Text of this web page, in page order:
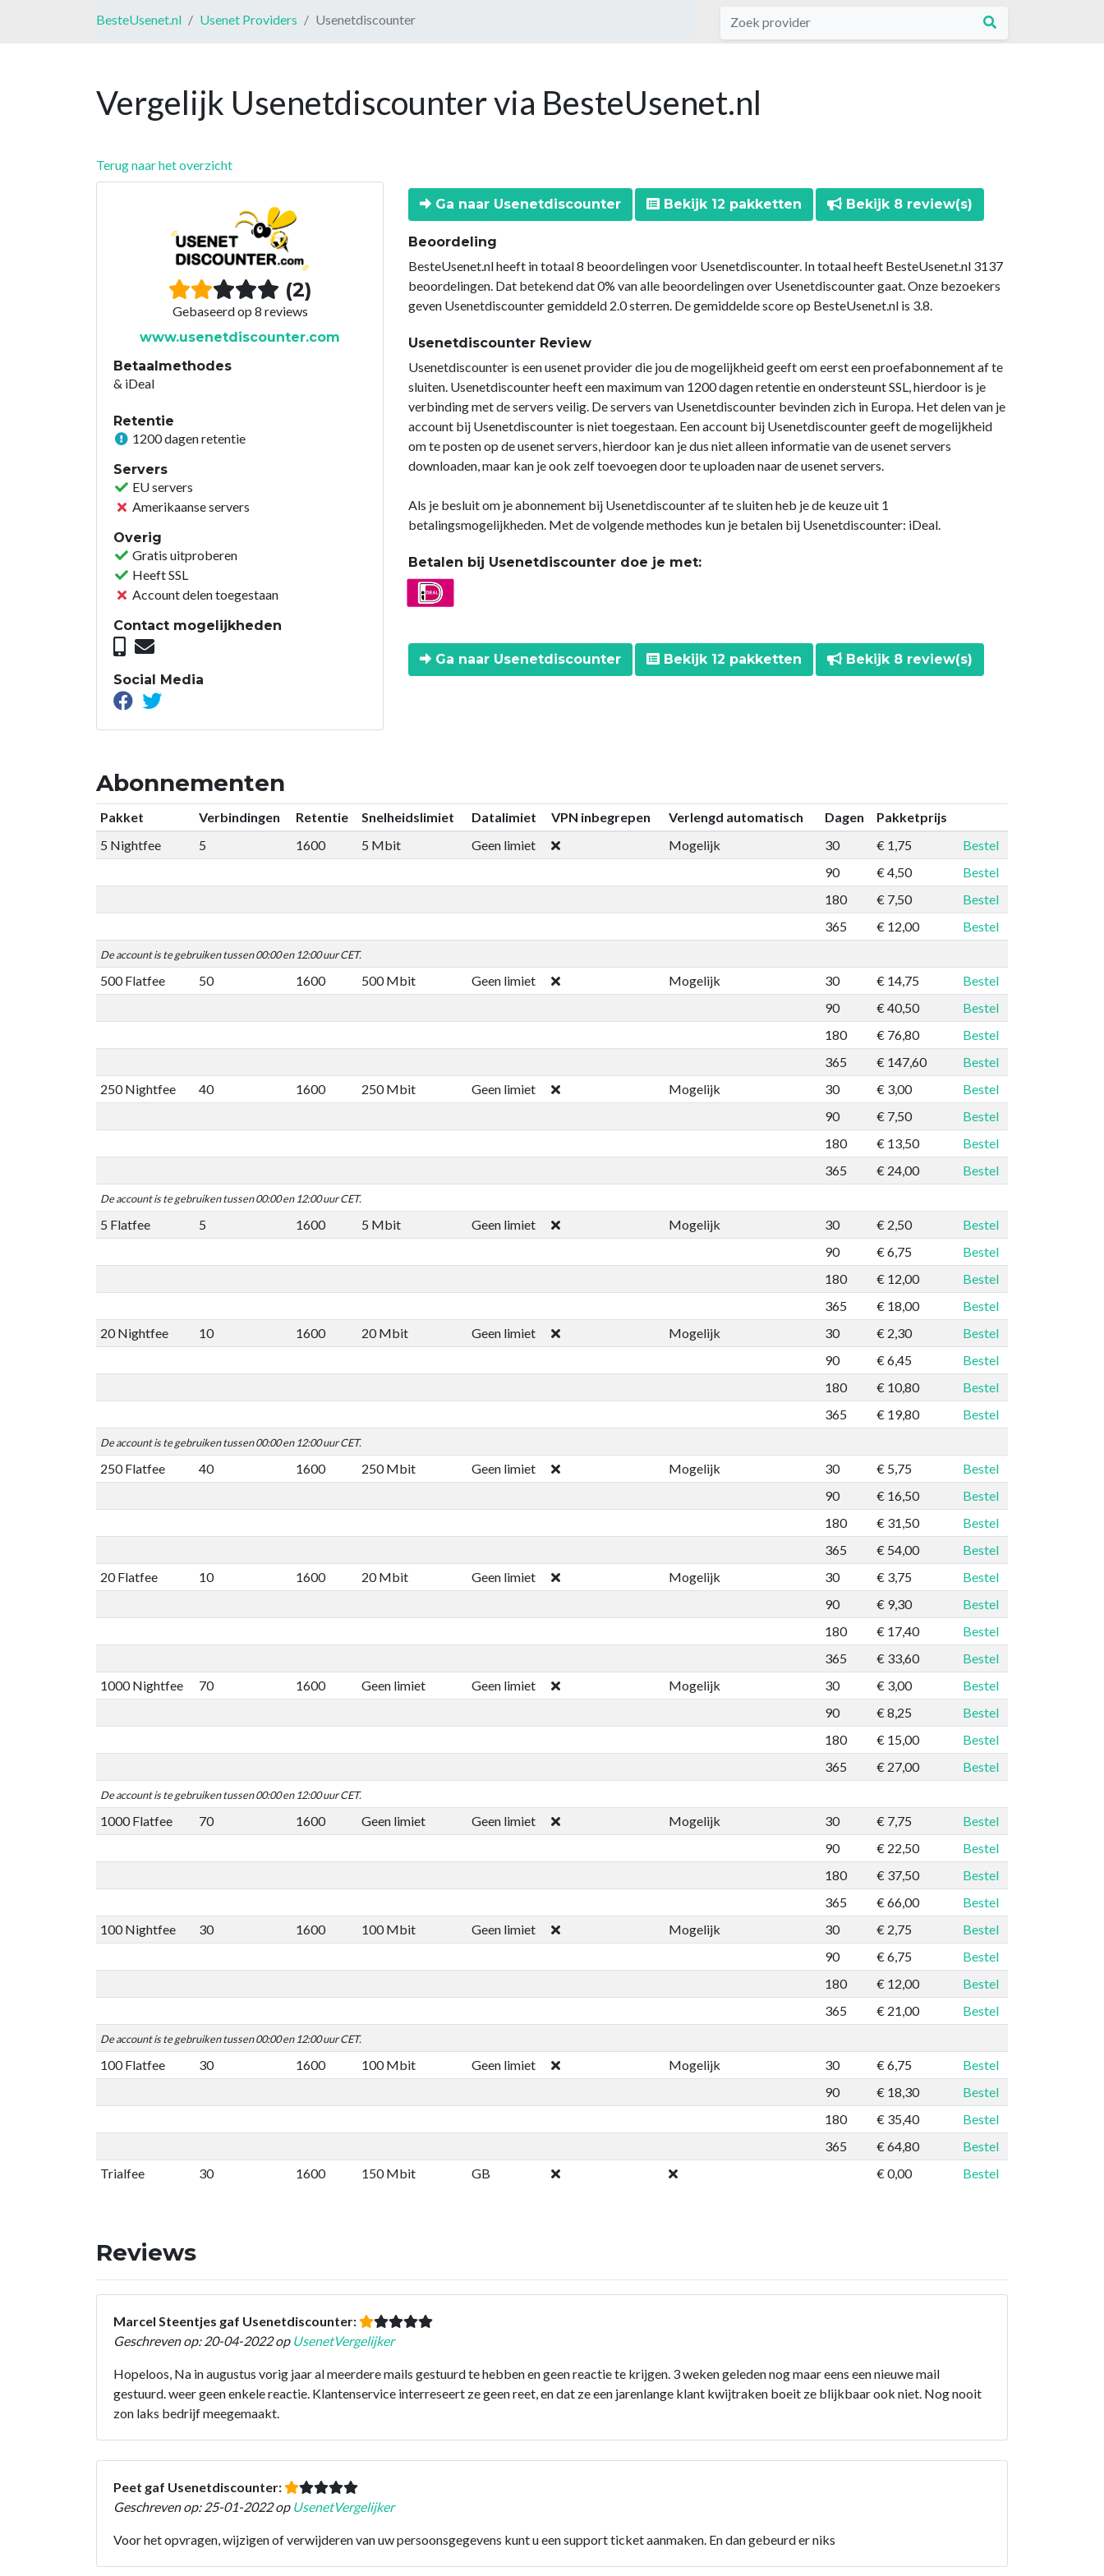
BesteUsenet.nl Usenet Providers Usenetdiscounter
Vergelijk Usenetdiscounter via BesteUsenet.nl
Terug naar het overzicht
(2)
Gebaseerd op 8 reviews
www.usenetdiscounter.com
Betaalmethodes
& iDeal
Retentie
1200 dagen retentie
Servers
EU servers
Amerikaanse servers
Overig
Gratis uitproberen
Heeft SSL
Account delen toegestaan
Contact mogelijkheden
Social Media
Ga naar Usenetdiscounter Bekijk 12 pakketten Bekijk 8 review(s)
Beoordeling
BesteUsenet.nl heeft in totaal 8 beoordelingen voor Usenetdiscounter. In totaal heeft BesteUsenet.nl 3137
beoordelingen. Dat betekend dat 0% van alle beoordelingen over Usenetdiscounter gaat. Onze bezoekers
geven Usenetdiscounter gemiddeld 2.0 sterren. De gemiddelde score op BesteUsenet.nl is 3.8.
Usenetdiscounter Review
Usenetdiscounter is een usenet provider die jou de mogelijkheid geeft om eerst een proefabonnement af te
sluiten. Usenetdiscounter heeft een maximum van 1200 dagen retentie en ondersteunt SSL, hierdoor is je
verbinding met de servers veilig. De servers van Usenetdiscounter bevinden zich in Europa. Het delen van je
account bij Usenetdiscounter is niet toegestaan. Een account bij Usenetdiscounter geeft de mogelijkheid
om te posten op de usenet servers, hierdoor kan je dus niet alleen informatie van de usenet servers
downloaden, maar kan je ook zelf toevoegen door te uploaden naar de usenet servers.
Als je besluit om je abonnement bij Usenetdiscounter af te sluiten heb je de keuze uit 1
betalingsmogelijkheden. Met de volgende methodes kun je betalen bij Usenetdiscounter: iDeal.
Betalen bij Usenetdiscounter doe je met:
Ga naar Usenetdiscounter Bekijk 12 pakketten Bekijk 8 review(s)
Abonnementen
Pakket Verbindingen Retentie Snelheidslimiet Datalimiet VPN inbegrepen Verlengd automatisch Dagen
Pakketprijs
5 Nightfee
5 1600 5 Mbit Geen limiet Mogelijk 30 € 1,75
Bestel
90
€ 4,50
Bestel
180
€ 7,50
Bestel
365
€ 12,00 Bestel
De account is te gebruiken tussen 00:00 en 12:00 uur CET.
500 Flatfee 50 1600 500 Mbit Geen limiet Mogelijk 30 € 14,75
Bestel
90
€ 40,50
Bestel
180
€ 76,80
Bestel
365
€ 147,60
Bestel
250 Nightfee
40 1600 250 Mbit Geen limiet Mogelijk 30 € 3,00
Bestel
90
€ 7,50
Bestel
180
€ 13,50
Bestel
365
€ 24,00 Bestel
De account is te gebruiken tussen 00:00 en 12:00 uur CET.
5 Flatfee 5 1600 5 Mbit Geen limiet Mogelijk 30 € 2,50
Bestel
90
€ 6,75
Bestel
180
€ 12,00
Bestel
365
€ 18,00
Bestel
20 Nightfee
10 1600 20 Mbit Geen limiet Mogelijk 30 € 2,30
Bestel
90
€ 6,45
Bestel
180
€ 10,80
Bestel
365
€ 19,80 Bestel
De account is te gebruiken tussen 00:00 en 12:00 uur CET.
250 Flatfee 40 1600 250 Mbit Geen limiet Mogelijk 30 € 5,75
Bestel
90
€ 16,50
Bestel
180
€ 31,50
Bestel
365
€ 54,00
Bestel
20 Flatfee
10 1600 20 Mbit Geen limiet Mogelijk 30 € 3,75
Bestel
90
€ 9,30
Bestel
180
€ 17,40
Bestel
365
€ 33,60
Bestel
1000 Nightfee
70 1600 Geen limiet Geen limiet Mogelijk 30 € 3,00
Bestel
90
€ 8,25
Bestel
180
€ 15,00
Bestel
365
€ 27,00 Bestel
De account is te gebruiken tussen 00:00 en 12:00 uur CET.
1000 Flatfee 70 1600 Geen limiet Geen limiet Mogelijk 30 € 7,75
Bestel
90
€ 22,50
Bestel
180
€ 37,50
Bestel
365
€ 66,00
Bestel
100 Nightfee
30 1600 100 Mbit Geen limiet Mogelijk 30 € 2,75
Bestel
90
€ 6,75
Bestel
180
€ 12,00
Bestel
365
€ 21,00 Bestel
De account is te gebruiken tussen 00:00 en 12:00 uur CET.
100 Flatfee 30 1600 100 Mbit Geen limiet Mogelijk 30 € 6,75
Bestel
90
€ 18,30
Bestel
180
€ 35,40
Bestel
365
€ 64,80
Bestel
Trialfee
30 1600 150 Mbit GB € 0,00 Bestel
Reviews
Marcel Steentjes gaf Usenetdiscounter:
Geschreven op: 20-04-2022 op UsenetVergelijker
Hopeloos, Na in augustus vorig jaar al meerdere mails gestuurd te hebben en geen reactie te krijgen. 3 weken geleden nog maar eens een nieuwe mail
gestuurd. weer geen enkele reactie. Klantenservice interreseert ze geen reet, en dat ze een jarenlange klant kwijtraken boeit ze blijkbaar ook niet. Nog nooit
zon laks bedrijf meegemaakt.
Peet gaf Usenetdiscounter:
Geschreven op: 25-01-2022 op UsenetVergelijker
Voor het opvragen, wijzigen of verwijderen van uw persoonsgegevens kunt u een support ticket aanmaken. En dan gebeurd er niks